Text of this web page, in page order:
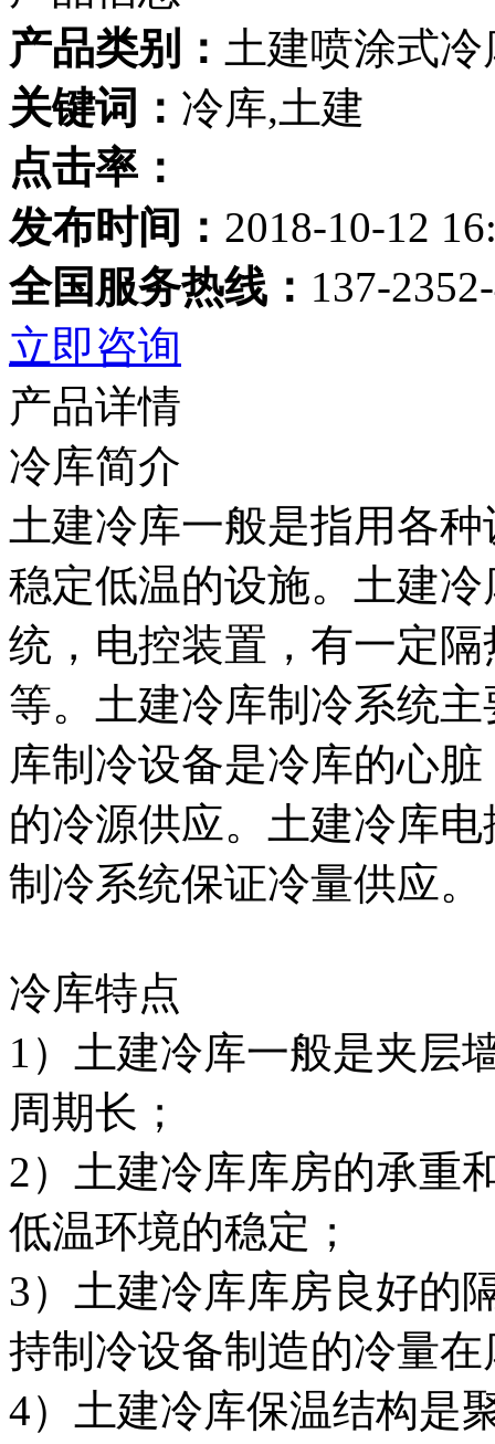
产品类别： 土建喷涂式冷
关键词： 冷库,土建
点击率：
发布时间： 2018-10-12
全国服务热线： 137-
立即咨询
产品详情
冷库简介
土建冷库一般是指用各
稳定低温的设施。土建
统，电控装置，有一定
等。土建冷库制冷系统
库制冷设备是冷库的心
的冷源供应。土建冷库
制冷系统保证冷量供应。
冷库特点
1）土建冷库一般是夹层
周期长；
2）土建冷库库房的承重
低温环境的稳定；
3）土建冷库库房良好的
持制冷设备制造的冷量
4）土建冷库保温结构是